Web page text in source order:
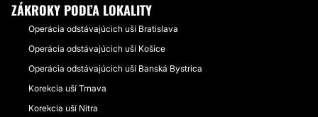
ZÁKROKY PODĽA LOKALITY
Operácia odstávajúcich uší Bratislava
Operácia odstávajúcich uší Košice
Operácia odstávajúcich uší Banská Bystrica
Korekcia uší Trnava
Korekcia uší Nitra